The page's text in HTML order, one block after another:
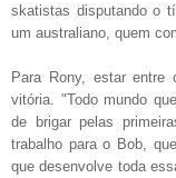
skatistas disputando o
um australiano, quem
Para Rony, estar entre
vitória. "Todo mundo
de brigar pelas
trabalho para o Bob,
que desenvolve toda